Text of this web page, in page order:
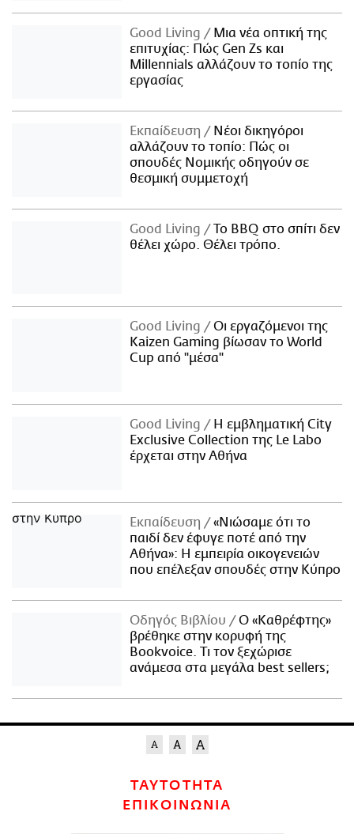
Good Living
Μια νέα οπτική της
επιτυχίας: Πώς Gen Zs και
Millennials αλλάζουν το τοπίο της
εργασίας
Εκπαίδευση
Νέοι δικηγόροι
αλλάζουν το τοπίο: Πώς οι
σπουδές Νομικής οδηγούν σε
θεσμική συμμετοχή
Good Living
Το BBQ στο σπίτι δεν
θέλει χώρο. Θέλει τρόπο.
Good Living
Οι εργαζόμενοι της
Kaizen Gaming βίωσαν το World
Cup από "μέσα"
Good Living
Η εμβληματική City
Exclusive Collection της Le Labo
έρχεται στην Αθήνα
Εκπαίδευση
«Νιώσαμε ότι το
παιδί δεν έφυγε ποτέ από την
Αθήνα»: Η εμπειρία οικογενειών
που επέλεξαν σπουδές στην Κύπρο
Οδηγός Βιβλίου
Ο «Καθρέφτης»
βρέθηκε στην κορυφή της
Bookvoice. Τι τον ξεχώρισε
ανάμεσα στα μεγάλα best sellers;
ΤΑΥΤΟΤΗΤΑ
ΕΠΙΚΟΙΝΩΝΙΑ